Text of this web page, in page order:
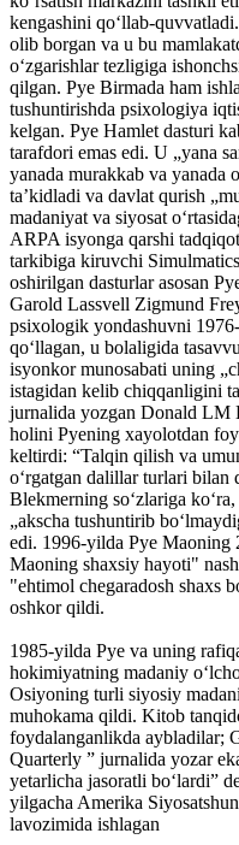
kengashini qoʻllab-
olib borgan va u bu
oʻzgarishlar tezligiga
qilgan. Pye Birmada ham
tushuntirishda psixologiya
kelgan. Pye Hamlet dasturi
tarafdori emas edi. U „yana
yanada murakkab va yanada
taʼkidladi va davlat qurish
madaniyat va siyosat
ARPA isyonga qarshi
tarkibiga kiruvchi
oshirilgan dasturlar asosan
Garold Lassvell Zigmund
psixologik yondashuvni
qoʻllagan, u bolaligida
isyonkor munosabati uning
istagidan kelib chiqqanligini
jurnalida yozgan Donald LM
holini Pyening xayolotdan
keltirdi: “Talqin qilish va
oʻrgatgan dalillar turlari
Blekmerning soʻzlariga
„akscha tushuntirib
edi. 1996-yilda Pye
Maoning shaxsiy hayoti"
"ehtimol chegaradosh shaxs
oshkor qildi.
1985-yilda Pye va uning
hokimiyatning madaniy
Osiyoning turli siyosiy
muhokama qildi. Kitob
foydalanganlikda aybladilar;
Quarterly ” jurnalida yozar
yetarlicha jasoratli boʻlardi”
yilgacha Amerika
lavozimida ishlagan